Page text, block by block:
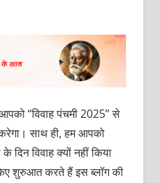
“विवाह पंचमी 2025” से
साथ ही, हम आपको
दिन विवाह क्यों नहीं किया
शुरुआत करते हैं इस ब्लॉग की